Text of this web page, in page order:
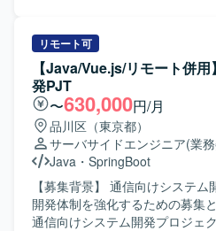
用したシステム開発の経験を積
ケーション開発とデータ移行の
環境です。 【開発環境】 Java、React、Amazon Aurora
PostgreSQL、Red Hat
を用いたWeb業務アプリケーシ
行っております。
て、設計・開発・テスト・リリ
っていただきます。要件や基本
与いただき、関連システムとの
ただきます。 【求める人物像】 長期的な参画を前提に、主
体的に課題発見・改善提案がで
名以上のチーム開発体制の中で
的に動ける方、ドキュメントや
て品質向上に取り組める方が望ましいです
の魅力】 生命保険業界向けの
で、業務知識とWebアプリケー
高めていただけます。上流工程
リモート可
【Java/Vue.js/リモート併
発PJT
〜630,000円/月
品川区（東京都）
サーバサイドエンジニア(業
Java ・ SpringBoot
【募集背景】 通信向けシステ
開発体制を強化するための募集となります
通信向けシステム開発プロジェ